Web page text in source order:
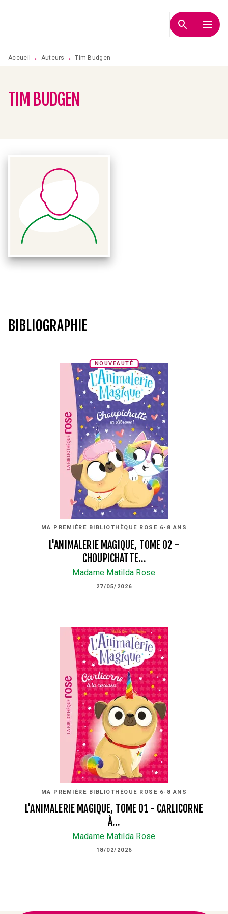
search menu
Accueil • Auteurs • Tim Budgen
TIM BUDGEN
BIBLIOGRAPHIE
NOUVEAUTÉ
MA PREMIÈRE BIBLIOTHÈQUE ROSE 6-8 ANS
L'ANIMALERIE MAGIQUE, TOME 02 -
CHOUPICHATTE…
Madame Matilda Rose
27/05/2026
MA PREMIÈRE BIBLIOTHÈQUE ROSE 6-8 ANS
L'ANIMALERIE MAGIQUE, TOME 01 - CARLICORNE
À…
Madame Matilda Rose
18/02/2026